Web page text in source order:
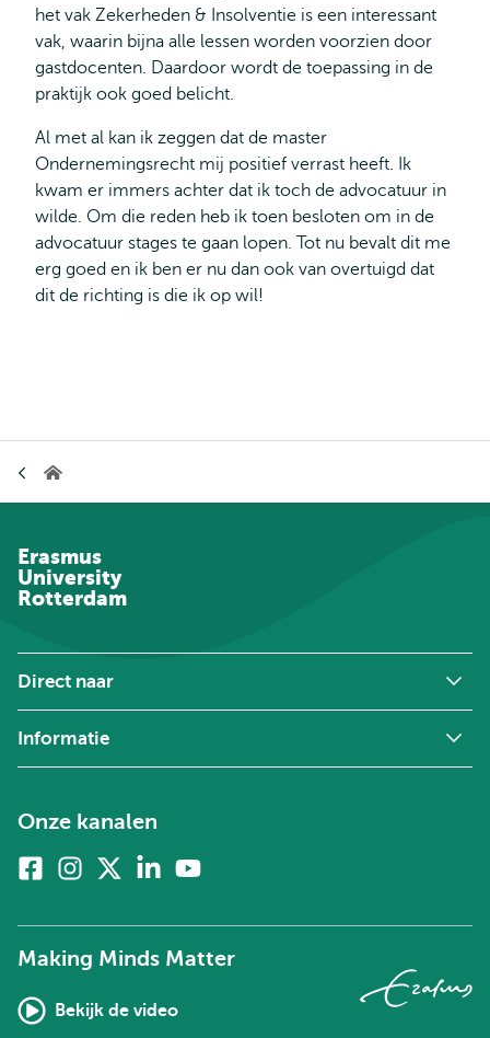
het vak Zekerheden & Insolventie is een interessant
vak, waarin bijna alle lessen worden voorzien door
gastdocenten. Daardoor wordt de toepassing in de
praktijk ook goed belicht.
Al met al kan ik zeggen dat de master
Ondernemingsrecht mij positief verrast heeft. Ik
kwam er immers achter dat ik toch de advocatuur in
wilde. Om die reden heb ik toen besloten om in de
advocatuur stages te gaan lopen. Tot nu bevalt dit me
erg goed en ik ben er nu dan ook van overtuigd dat
dit de richting is die ik op wil!
Home
Erasmus
University
Rotterdam
Direct naar
Informatie
Onze kanalen
FacebookInstagram
twitter)
Linkedin
Making Minds Matter
Bekijk de video